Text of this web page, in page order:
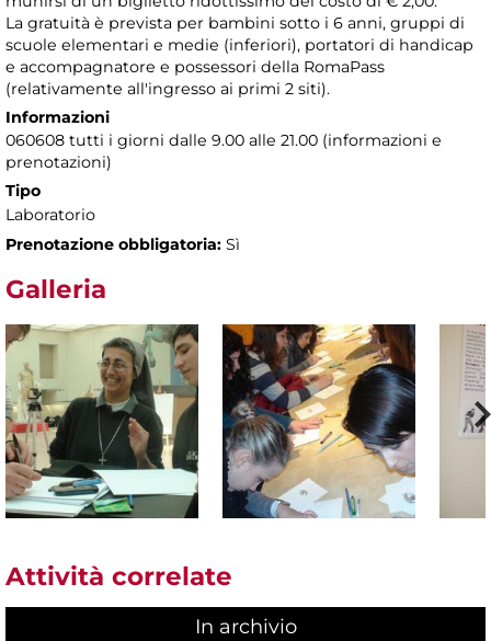
La gratuità è prevista per bambini sotto i 6 anni, gruppi di
scuole elementari e medie (inferiori), portatori di handicap
e accompagnatore e possessori della RomaPass
(relativamente all'ingresso ai primi 2 siti).
Informazioni
060608 tutti i giorni dalle 9.00 alle 21.00 (informazioni e
prenotazioni)
Tipo
Laboratorio
Prenotazione obbligatoria: Sì
Galleria
Attività correlate
In archivio